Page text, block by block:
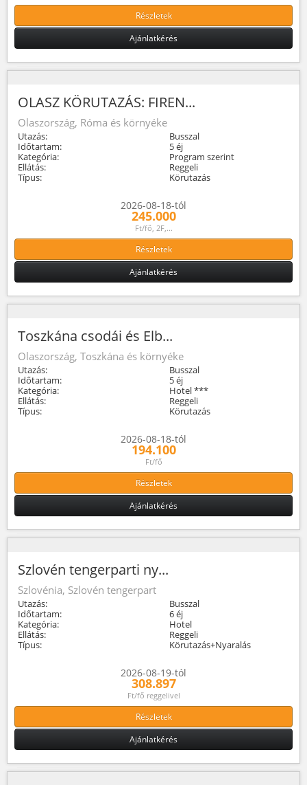
Részletek
Ajánlatkérés
OLASZ KÖRUTAZÁS: FIREN...
Olaszország, Róma és környéke
Utazás:
Busszal
Időtartam:
5 éj
Kategória:
Program szerint
Ellátás:
Reggeli
Típus:
Körutazás
2026-08-18-tól
245.000
Ft/fő, 2F,...
Részletek
Ajánlatkérés
Toszkána csodái és Elb...
Olaszország, Toszkána és környéke
Utazás:
Busszal
Időtartam:
5 éj
Kategória:
Hotel ***
Ellátás:
Reggeli
Típus:
Körutazás
2026-08-18-tól
194.100
Ft/fő
Részletek
Ajánlatkérés
Szlovén tengerparti ny...
Szlovénia, Szlovén tengerpart
Utazás:
Busszal
Időtartam:
6 éj
Kategória:
Hotel
Ellátás:
Reggeli
Típus:
Körutazás+Nyaralás
2026-08-19-tól
308.897
Ft/fő reggelivel
Részletek
Ajánlatkérés